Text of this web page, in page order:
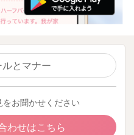
とマナー
お聞かせください
わせはこちら